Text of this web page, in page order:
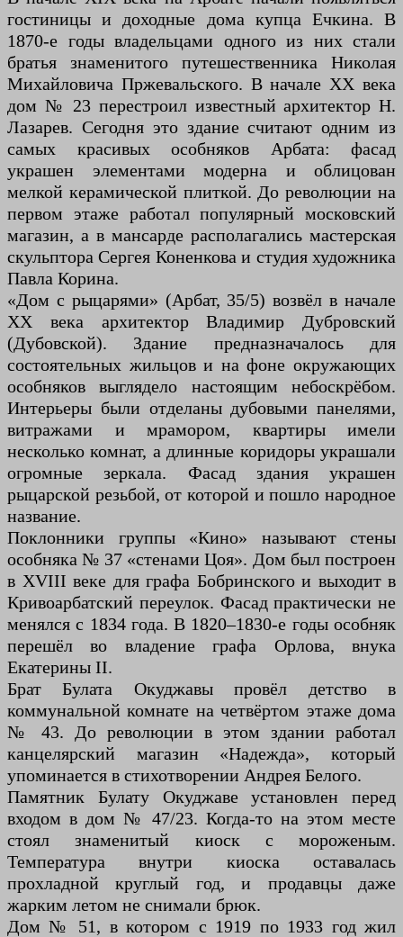
гостиницы и доходные дома купца Ечкина. В
1870-е годы владельцами одного из них стали
братья знаменитого путешественника Николая
Михайловича Пржевальского. В начале XX века
дом № 23 перестроил известный архитектор Н.
Лазарев. Сегодня это здание считают одним из
самых красивых особняков Арбата: фасад
украшен элементами модерна и облицован
мелкой керамической плиткой. До революции на
первом этаже работал популярный московский
магазин, а в мансарде располагались мастерская
скульптора Сергея Коненкова и студия художника
Павла Корина.
«Дом с рыцарями» (Арбат, 35/5) возвёл в начале
XX века архитектор Владимир Дубровский
(Дубовской). Здание предназначалось для
состоятельных жильцов и на фоне окружающих
особняков выглядело настоящим небоскрёбом.
Интерьеры были отделаны дубовыми панелями,
витражами и мрамором, квартиры имели
несколько комнат, а длинные коридоры украшали
огромные зеркала. Фасад здания украшен
рыцарской резьбой, от которой и пошло народное
название.
Поклонники группы «Кино» называют стены
особняка № 37 «стенами Цоя». Дом был построен
в XVIII веке для графа Бобринского и выходит в
Кривоарбатский переулок. Фасад практически не
менялся с 1834 года. В 1820–1830-е годы особняк
перешёл во владение графа Орлова, внука
Екатерины II.
Брат Булата Окуджавы провёл детство в
коммунальной комнате на четвёртом этаже дома
№ 43. До революции в этом здании работал
канцелярский магазин «Надежда», который
упоминается в стихотворении Андрея Белого.
Памятник Булату Окуджаве установлен перед
входом в дом № 47/23. Когда-то на этом месте
стоял знаменитый киоск с мороженым.
Температура внутри киоска оставалась
прохладной круглый год, и продавцы даже
жарким летом не снимали брюк.
Дом № 51, в котором с 1919 по 1933 год жил